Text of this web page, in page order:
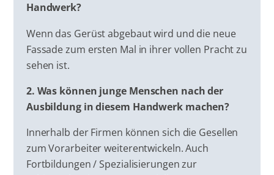
Handwerk?
Wenn das Gerüst abgebaut wird und die neue
Fassade zum ersten Mal in ihrer vollen Pracht zu
sehen ist.
2. Was können junge Menschen nach der
Ausbildung in diesem Handwerk machen?
Innerhalb der Firmen können sich die Gesellen
zum Vorarbeiter weiterentwickeln. Auch
Fortbildungen / Spezialisierungen zur